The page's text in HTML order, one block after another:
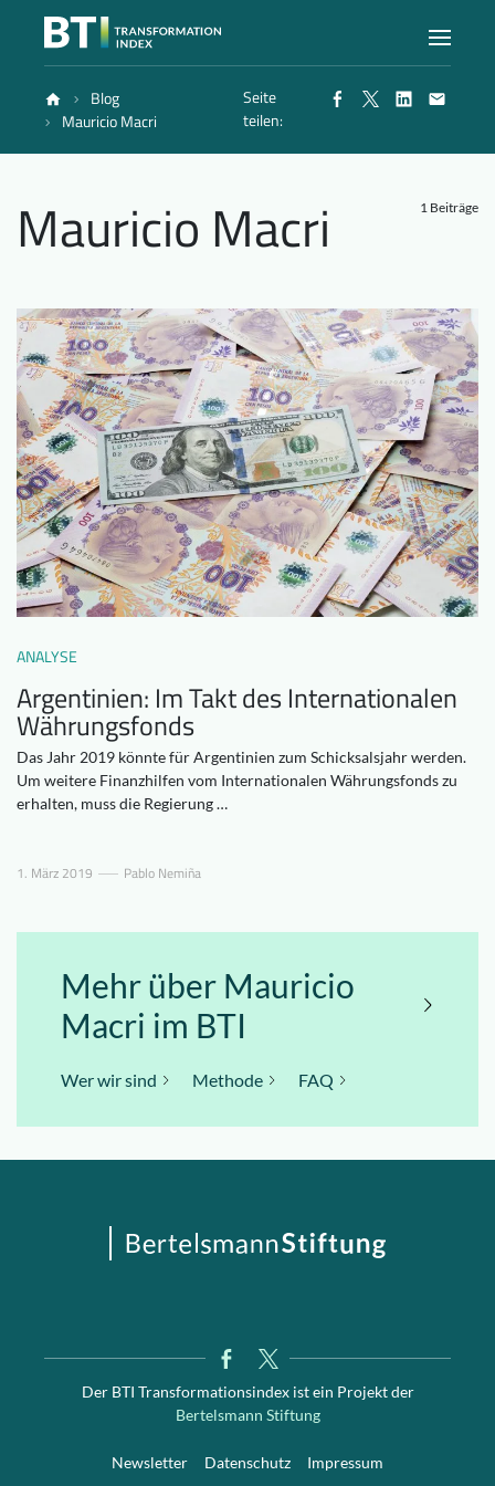
Index
Methode
Blog
Downloads Wer wir sind
FAQ Newsletter
Kontakt
DE
Blog
Mauricio Macri
Seite
teilen:
Mauricio Macri 1 Beiträge
ANALYSE
Argentinien: Im Takt des Internationalen
Währungsfonds
Das Jahr 2019 könnte für Argentinien zum Schicksalsjahr werden.
Um weitere Finanzhilfen vom Internationalen Währungsfonds zu
erhalten, muss die Regierung …
1. März 2019 Pablo Nemiña
Mehr über Mauricio
Macri im BTI
Wer wir sind Methode FAQ
Der BTI Transformationsindex ist ein Projekt der
Bertelsmann Stiftung
Newsletter Datenschutz Impressum